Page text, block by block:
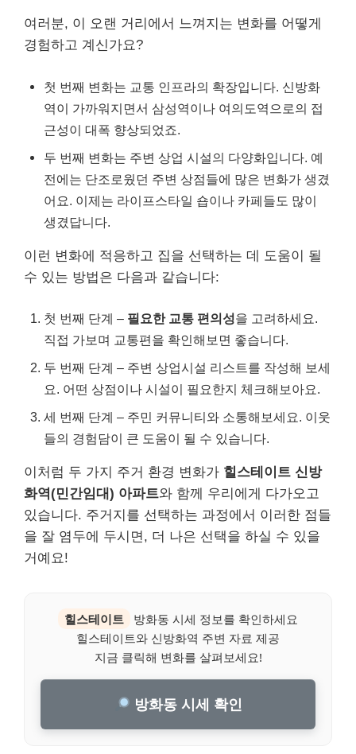
여러분, 이 오랜 거리에서 느껴지는 변화를 어떻게
경험하고 계신가요?
첫 번째 변화는 교통 인프라의 확장입니다. 신방화
역이 가까워지면서 삼성역이나 여의도역으로의 접
근성이 대폭 향상되었죠.
두 번째 변화는 주변 상업 시설의 다양화입니다. 예
전에는 단조로웠던 주변 상점들에 많은 변화가 생겼
어요. 이제는 라이프스타일 숍이나 카페들도 많이
생겼답니다.
이런 변화에 적응하고 집을 선택하는 데 도움이 될
수 있는 방법은 다음과 같습니다:
첫 번째 단계 – 필요한 교통 편의성을 고려하세요.
직접 가보며 교통편을 확인해보면 좋습니다.
두 번째 단계 – 주변 상업시설 리스트를 작성해 보세
요. 어떤 상점이나 시설이 필요한지 체크해보아요.
세 번째 단계 – 주민 커뮤니티와 소통해보세요. 이웃
들의 경험담이 큰 도움이 될 수 있습니다.
이처럼 두 가지 주거 환경 변화가 힐스테이트 신방
화역(민간임대) 아파트와 함께 우리에게 다가오고
있습니다. 주거지를 선택하는 과정에서 이러한 점들
을 잘 염두에 두시면, 더 나은 선택을 하실 수 있을
거예요!
힐스테이트
방화동 시세 정보를 확인하세요
힐스테이트와 신방화역 주변 자료 제공
지금 클릭해 변화를 살펴보세요!
방화동 시세 확인